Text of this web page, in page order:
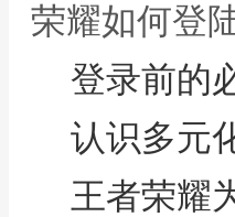
荣耀如何登
登录前的
认识多元
王者荣耀